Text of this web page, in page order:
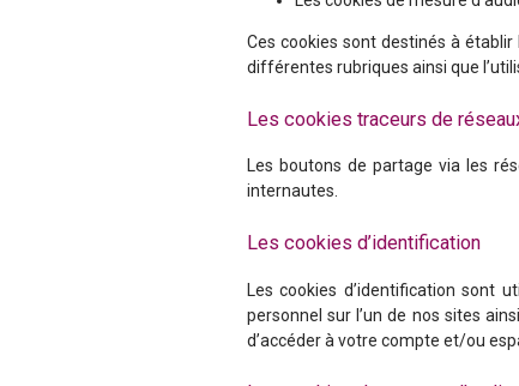
Ces cookies sont destinés à
différentes rubriques ainsi que
Les cookies traceurs de
Les boutons de partage via les
internautes.
Les cookies d’identification
Les cookies d’identification sont
personnel sur l’un de nos sites
d’accéder à votre compte et/ou